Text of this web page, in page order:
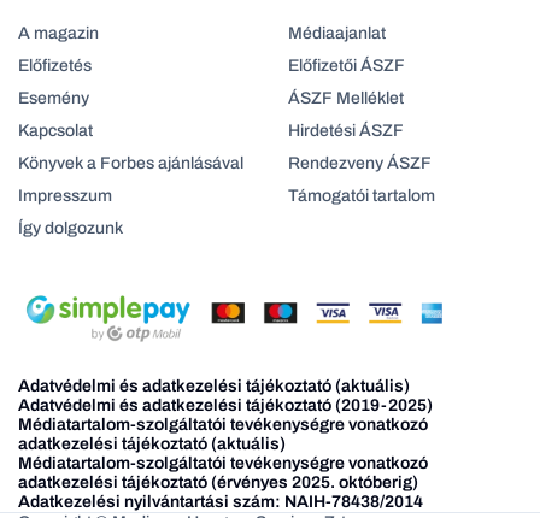
A magazin
Előfizetés
Esemény
Kapcsolat
Könyvek a Forbes ajánlásával
Impresszum
Így dolgozunk
Médiaajanlat
Előfizetői ÁSZF
ÁSZF Melléklet
Hirdetési ÁSZF
Rendezveny ÁSZF
Támogatói tartalom
Adatvédelmi és adatkezelési tájékoztató (aktuális)
Adatvédelmi és adatkezelési tájékoztató (2019-2025)
Médiatartalom-szolgáltatói tevékenységre vonatkozó
adatkezelési tájékoztató (aktuális)
Médiatartalom-szolgáltatói tevékenységre vonatkozó
adatkezelési tájékoztató (érvényes 2025. októberig)
Adatkezelési nyilvántartási szám: NAIH-78438/2014